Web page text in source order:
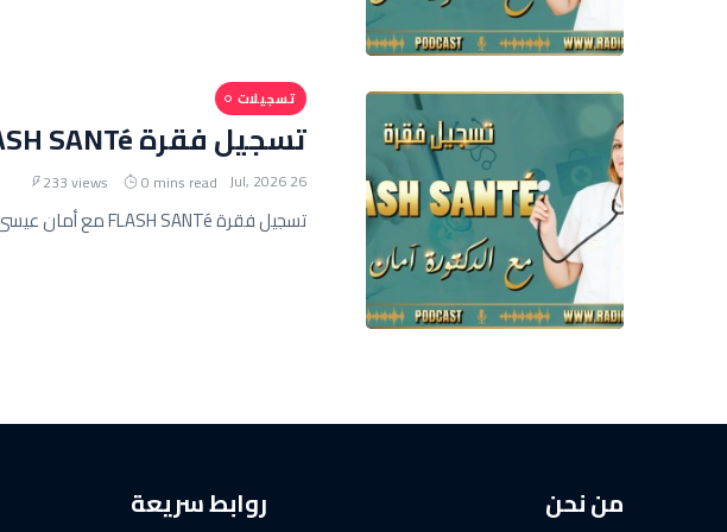
تسجيلات
تسجيل فقرة FLASH SANTé مع أمان عيسى
26 Jul, 2026
0 mins read
233 views
تسجيل فقرة FLASH SANTé مع أمان عيسى
من نحن روابط سريعة